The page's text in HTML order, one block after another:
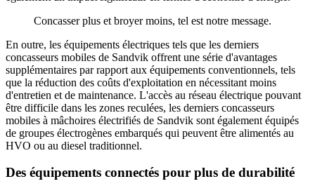
Concasser plus et broyer moins, tel est notre message.
En outre, les équipements électriques tels que les derniers
concasseurs mobiles de Sandvik offrent une série d'avantages
supplémentaires par rapport aux équipements conventionnels, tels
que la réduction des coûts d'exploitation en nécessitant moins
d'entretien et de maintenance. L'accès au réseau électrique pouvant
être difficile dans les zones reculées, les derniers concasseurs
mobiles à mâchoires électrifiés de Sandvik sont également équipés
de groupes électrogènes embarqués qui peuvent être alimentés au
HVO ou au diesel traditionnel.
Des équipements connectés pour plus de durabilité